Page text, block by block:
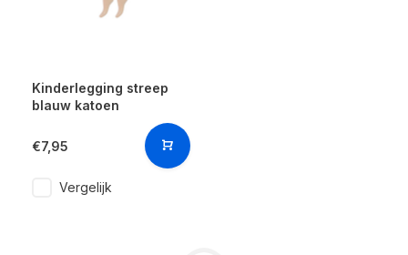
Kinderlegging streep
blauw katoen
€7,95
Vergelijk